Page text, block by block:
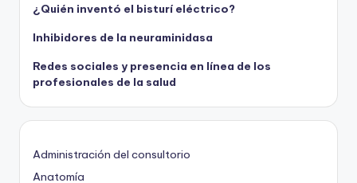
¿Quién inventó el bisturí eléctrico?
Inhibidores de la neuraminidasa
Redes sociales y presencia en línea de los
profesionales de la salud
Administración del consultorio
Anatomía